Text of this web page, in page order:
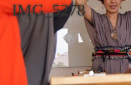
IMG_5278